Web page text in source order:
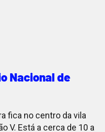
Nacional de
fica no centro da vila
V. Está a cerca de 10 a